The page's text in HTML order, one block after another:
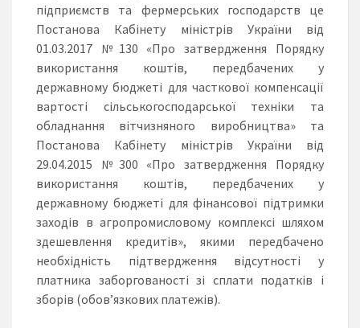
підприємств та фермерських господарств це
Постанова Кабінету міністрів України від
01.03.2017 №130 «Про затвердження Порядку
використання коштів, передбачених у
державному бюджеті для часткової компенсації
вартості сільськогосподарської техніки та
обладнання вітчизняного виробництва» та
Постанова Кабінету міністрів України від
29.04.2015 №300 «Про затвердження Порядку
використання коштів, передбачених у
державному бюджеті для фінансової підтримки
заходів в агропромисловому комплексі шляхом
здешевлення кредитів», якими передбачено
необхідність підтвердження відсутності у
платника заборгованості зі сплати податків і
зборів (обов’язкових платежів).